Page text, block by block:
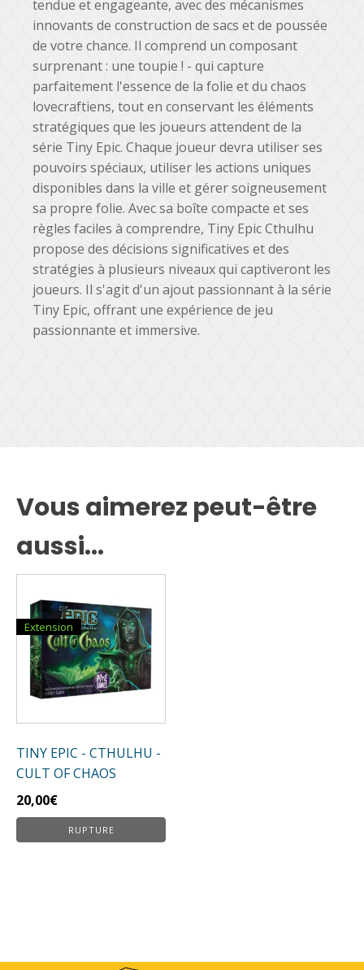
tendue et engageante, avec des mécanismes
innovants de construction de sacs et de poussée
de votre chance. Il comprend un composant
surprenant : une toupie ! - qui capture
parfaitement l'essence de la folie et du chaos
lovecraftiens, tout en conservant les éléments
stratégiques que les joueurs attendent de la
série Tiny Epic. Chaque joueur devra utiliser ses
pouvoirs spéciaux, utiliser les actions uniques
disponibles dans la ville et gérer soigneusement
sa propre folie. Avec sa boîte compacte et ses
règles faciles à comprendre, Tiny Epic Cthulhu
propose des décisions significatives et des
stratégies à plusieurs niveaux qui captiveront les
joueurs. Il s'agit d'un ajout passionnant à la série
Tiny Epic, offrant une expérience de jeu
passionnante et immersive.
Vous aimerez peut-être
aussi...
TINY EPIC - CTHULHU -
CULT OF CHAOS
20,00€
RUPTURE
Extension